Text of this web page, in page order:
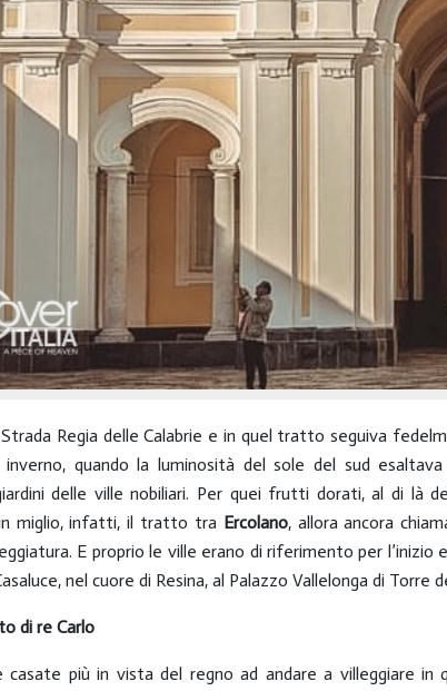
Regia delle Calabrie e in quel tratto seguiva
inverno, quando la luminosità del sole del sud
delle ville nobiliari. Per quei frutti dorati, al di là
miglio, infatti, il tratto tra Ercolano, allora ancora
E proprio le ville erano di riferimento per
nel cuore di Resina, al Palazzo Vallelonga di Torre
di re Carlo
casate più in vista del regno ad andare a villeggiare in